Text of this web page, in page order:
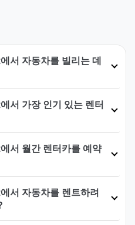
서 자동차를 빌리는 데
서 가장 인기 있는 렌터
서 월간 렌터카를 예약
서 자동차를 렌트하려